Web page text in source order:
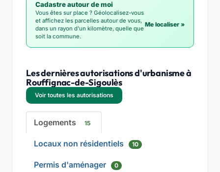
Cadastre autour de moi
Vous êtes sur place ? Géolocalisez-vous
et affichez les parcelles autour de vous,
dans un rayon d'un kilomètre, quelle que
soit la commune.
Me localiser »
Les dernières autorisations d'urbanisme à
Rouffignac-de-Sigoulès
Voir toutes les autorisations
Logements 15
Locaux non résidentiels 10
Permis d'aménager 0